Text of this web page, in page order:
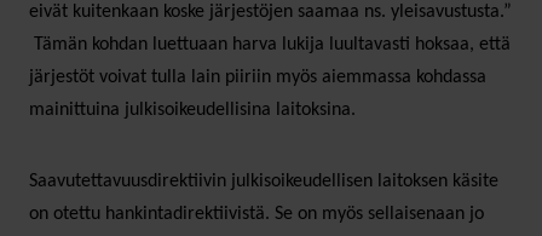
eivät kuitenkaan koske järjestöjen saamaa ns. yleisavustusta.”
Tämän kohdan luettuaan harva lukija luultavasti hoksaa, että
järjestöt voivat tulla lain piiriin myös aiemmassa kohdassa
mainittuina julkisoikeudellisina laitoksina.
Saavutettavuusdirektiivin julkisoikeudellisen laitoksen käsite
on otettu hankintadirektiivistä. Se on myös sellaisenaan jo